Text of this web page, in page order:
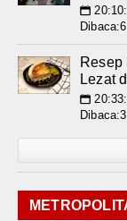
📅
Lezat
📅